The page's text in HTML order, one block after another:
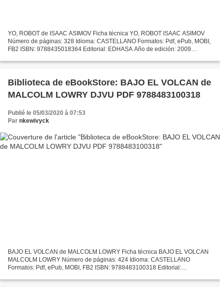
YO, ROBOT de ISAAC ASIMOV Ficha técnica YO, ROBOT ISAAC ASIMOV
Número de páginas: 328 Idioma: CASTELLANO Formatos: Pdf, ePub, MOBI,
FB2 ISBN: 9788435018364 Editorial: EDHASA Año de edición: 2009
Biblioteca de eBookStore: BAJO EL VOLCAN de
MALCOLM LOWRY DJVU PDF 9788483100318
Publié le 05/03/2020 à 07:53
Par nkewivyck
BAJO EL VOLCAN de MALCOLM LOWRY Ficha técnica BAJO EL VOLCAN
MALCOLM LOWRY Número de páginas: 424 Idioma: CASTELLANO
Formatos: Pdf, ePub, MOBI, FB2 ISBN: 9788483100318 Editorial:
Biblioteca...